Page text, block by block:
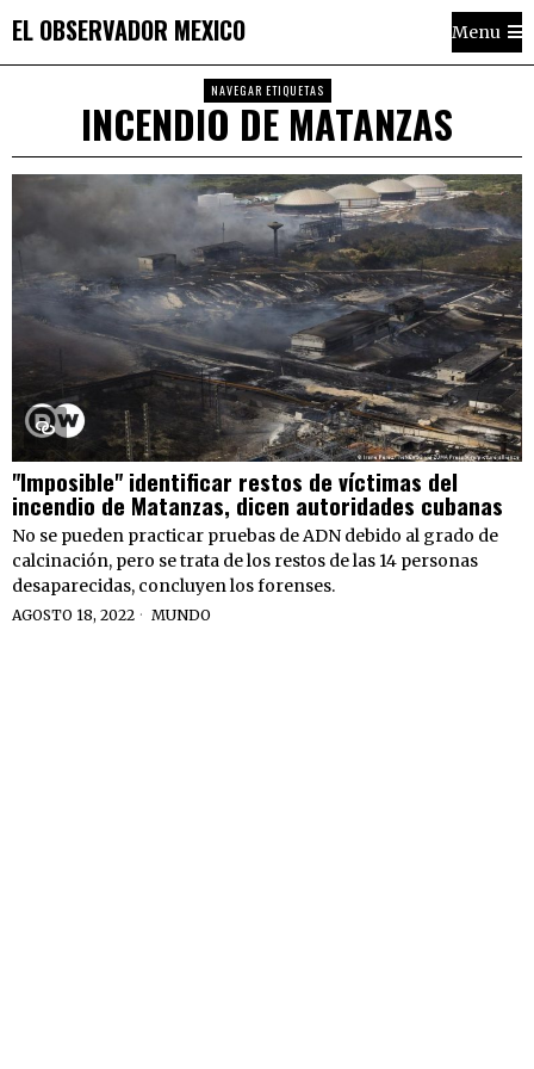
EL OBSERVADOR MEXICO Menu
NAVEGAR ETIQUETAS
INCENDIO DE MATANZAS
"Imposible" identificar restos de víctimas del
incendio de Matanzas, dicen autoridades cubanas
No se pueden practicar pruebas de ADN debido al grado de
calcinación, pero se trata de los restos de las 14 personas
desaparecidas, concluyen los forenses.
AGOSTO 18, 2022 MUNDO